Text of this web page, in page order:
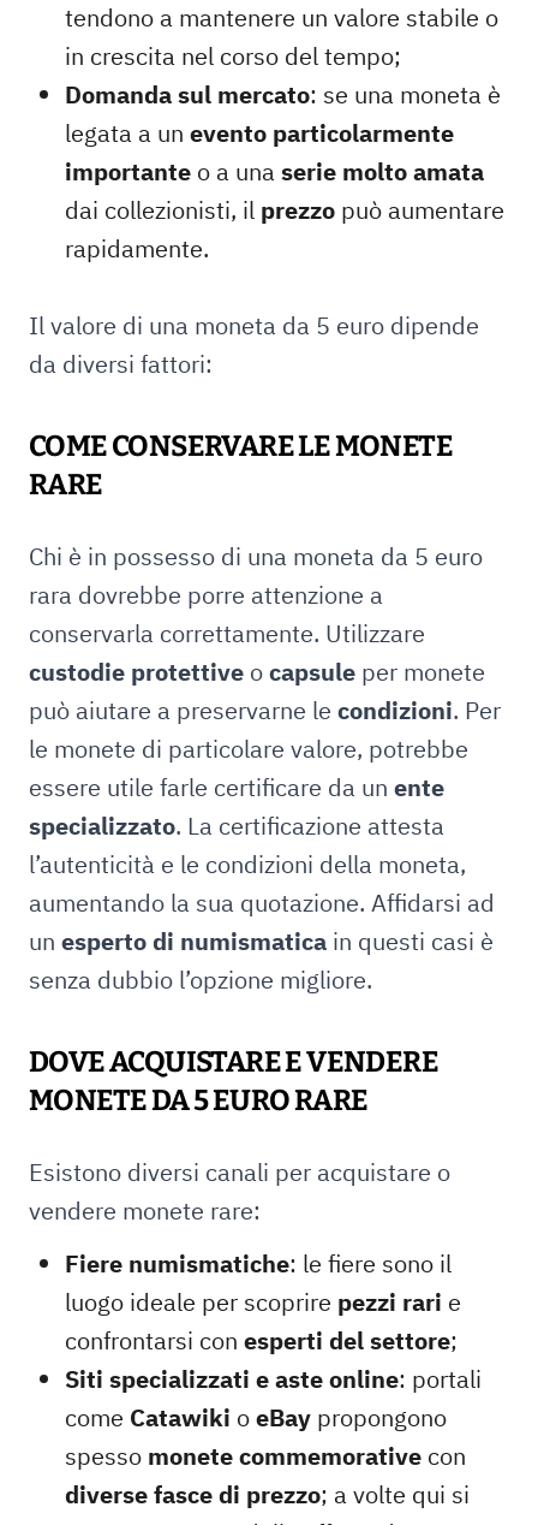
tendono a mantenere un valore stabile o
in crescita nel corso del tempo;
Domanda sul mercato: se una moneta è
legata a un evento particolarmente
importante o a una serie molto amata
dai collezionisti, il prezzo può aumentare
rapidamente.
Il valore di una moneta da 5 euro dipende
da diversi fattori:
COME CONSERVARE LE MONETE
RARE
Chi è in possesso di una moneta da 5 euro
rara dovrebbe porre attenzione a
conservarla correttamente. Utilizzare
custodie protettive ocapsule per monete
può aiutare a preservarne le condizioni. Per
le monete di particolare valore, potrebbe
essere utile farle certificare da un ente
specializzato. La certificazione attesta
l’autenticità e le condizioni della moneta,
aumentando la sua quotazione. Affidarsi ad
un esperto di numismatica in questi casi è
senza dubbio l’opzione migliore.
DOVE ACQUISTARE E VENDERE
MONETE DA 5 EURO RARE
Esistono diversi canali per acquistare o
vendere monete rare:
Fiere numismatiche: le fiere sono il
luogo ideale per scoprire pezzi rari e
confrontarsi con esperti del settore;
Siti specializzati e aste online: portali
come Catawiki oeBay propongono
spesso monete commemorative con
diverse fasce di prezzo; a volte qui si